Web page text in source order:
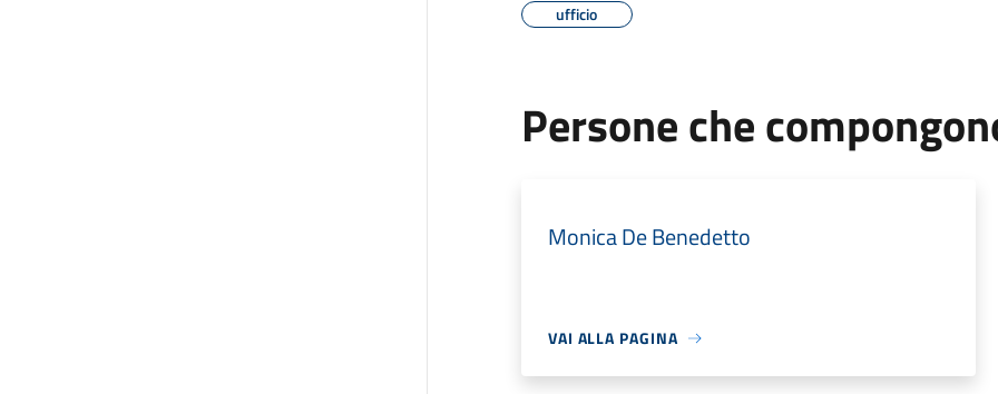
ufficio
Persone che
Monica De Benedetto
VAI ALLA PAGINA